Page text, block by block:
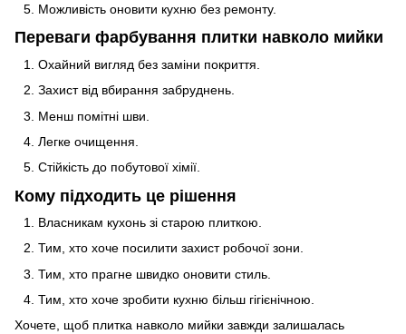
Можливість оновити кухню без ремонту.
Переваги фарбування плитки навколо мийки
Охайний вигляд без заміни покриття.
Захист від вбирання забруднень.
Менш помітні шви.
Легке очищення.
Стійкість до побутової хімії.
Кому підходить це рішення
Власникам кухонь зі старою плиткою.
Тим, хто хоче посилити захист робочої зони.
Тим, хто прагне швидко оновити стиль.
Тим, хто хоче зробити кухню більш гігієнічною.
Хочете, щоб плитка навколо мийки завжди залишалась